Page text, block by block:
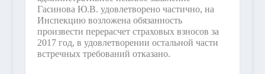
Гасинова Ю.В. удовлетворено частично, на
Инспекцию возложена обязанность
произвести перерасчет страховых взносов за
2017 год, в удовлетворении остальной части
встречных требований отказано.